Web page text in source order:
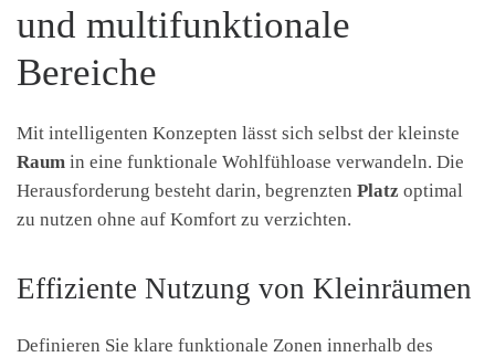
und multifunktionale
Bereiche
Mit intelligenten Konzepten lässt sich selbst der kleinste
Raum in eine funktionale Wohlfühloase verwandeln. Die
Herausforderung besteht darin, begrenzten Platz optimal
zu nutzen ohne auf Komfort zu verzichten.
Effiziente Nutzung von Kleinräumen
Definieren Sie klare funktionale Zonen innerhalb des